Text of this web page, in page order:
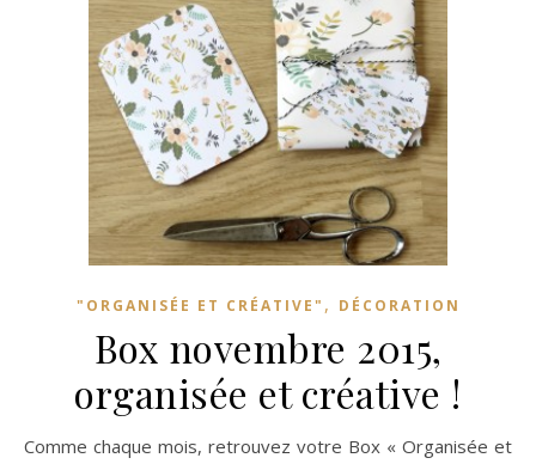
"ORGANISÉE ET CRÉATIVE" , DÉCORATION
Box novembre 2015,
organisée et créative !
Comme chaque mois, retrouvez votre Box « Organisée et